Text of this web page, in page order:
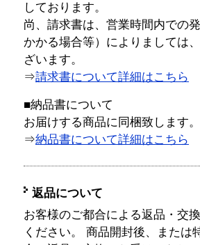
しております。
尚、請求書は、営業時間内での
かかる場合等）によりましては
ざいます。
⇒請求書について詳細はこちら
■納品書について
お届けする商品に同梱致します。
⇒納品書について詳細はこちら
返品について
お客様のご都合による返品・交
ください。 商品開封後、または